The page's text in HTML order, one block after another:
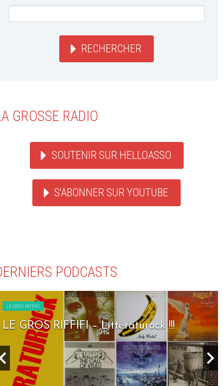
RECHERCHER
GROSSE RADIO
SOUTENIR SUR HELLOASSO
S'ABONNER SUR YOUTUBE
PODCASTS
LE GROS RIFFIFI
LE GROS RIFFIFI – Littératurock !!!